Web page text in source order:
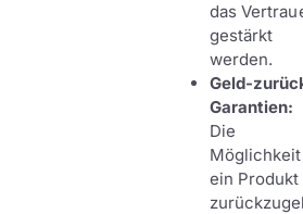
das
gestärkt
werden.
Geld-
Garantien:
Die
ein Produkt